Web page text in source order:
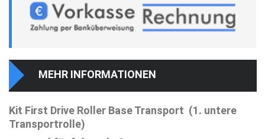
MEHR INFORMATIONEN
Kit First Drive Roller Base Transport (1. untere
Transportrolle)